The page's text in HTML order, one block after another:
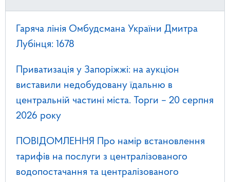
Гаряча лінія Омбудсмана України Дмитра
Лубінця: 1678
Приватизація у Запоріжжі: на аукціон
виставили недобудовану їдальню в
центральній частині міста. Торги – 20 серпня
2026 року
ПОВІДОМЛЕННЯ Про намір встановлення
тарифів на послуги з централізованого
водопостачання та централізованого